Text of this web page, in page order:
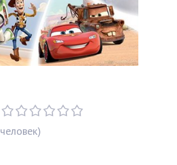
человек)